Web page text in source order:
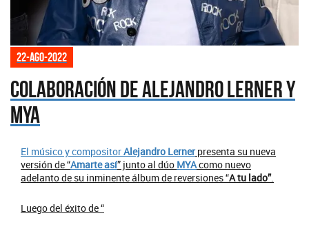
22-ago-2022
Colaboración de Alejandro Lerner y
MYA
El músico y compositorAlejandro Lerner presenta su nueva
versión de “Amarte así” junto al dúo MYAcomo nuevo
adelanto de su inminente álbum de reversiones “A tu lado”.
Luego del éxito de “